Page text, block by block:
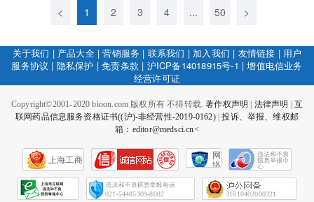
< 1 2 3 4 ... 50 >
关于我们 | 产品大全|营销服务 | 联系我们 | 加入我们 | 友情链接 | 用户
服务协议 | 隐私保护 |免责条款 | 沪ICP备14018915号-1 |增值电信业务
经营许可证
Copyright©2001-2020 bioon.com 版权所有 不得转载.著作权声明 法律声明
互
联网药品信息服务资格证书((沪)-非经营性-2019-0162)|投诉、举报、维权邮
箱：editor@medsci.cn<
上海工商
网
络
会
征
021-54485309-8082 31010402000321